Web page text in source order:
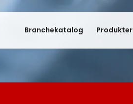
Branchekatalog Produkter